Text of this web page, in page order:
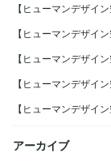
【ヒューマンデザイ
【ヒューマンデザイ
【ヒューマンデザイ
【ヒューマンデザイ
【ヒューマンデザイ
アーカイブ